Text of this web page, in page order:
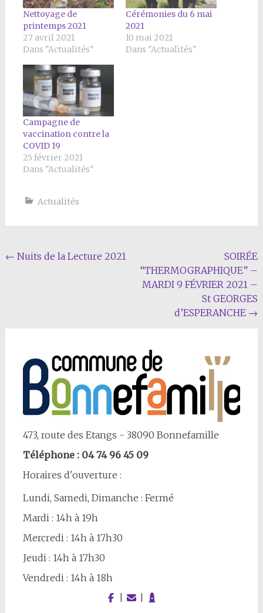
Nettoyage de
printemps 2021
27 avril 2021
Dans "Actualités"
Cérémonies du 6 mai
2021
10 mai 2021
Dans "Actualités"
Campagne de
vaccination contre la
COVID 19
25 février 2021
Dans "Actualités"
Actualités
Navigation
← Nuits de la Lecture 2021
SOIRÉE
“THERMOGRAPHIQUE” –
MARDI 9 FÉVRIER 2021 –
St GEORGES
d’ESPERANCHE →
473, route des Etangs - 38090 Bonnefamille
Téléphone : 04 74 96 45 09
Horaires d'ouverture :
Lundi, Samedi, Dimanche : Fermé
Mardi : 14h à 19h
Mercredi : 14h à 17h30
Jeudi : 14h à 17h30
Vendredi : 14h à 18h